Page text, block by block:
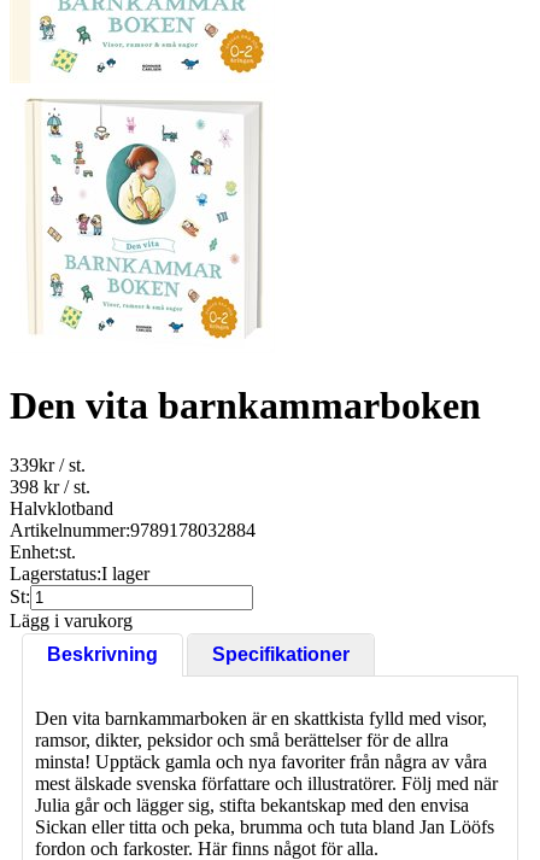
Den vita barnkammarboken
339kr/ st.
398 kr/ st.
Halvklotband
Artikelnummer:9789178032884
Enhet:st.
Lagerstatus:I lager
St:
Lägg i varukorg
Beskrivning
Specifikationer
Den vita barnkammarboken är en skattkista fylld med visor,
ramsor, dikter, peksidor och små berättelser för de allra
minsta! Upptäck gamla och nya favoriter från några av våra
mest älskade svenska författare och illustratörer. Följ med när
Julia går och lägger sig, stifta bekantskap med den envisa
Sickan eller titta och peka, brumma och tuta bland Jan Lööfs
fordon och farkoster. Här finns något för alla.